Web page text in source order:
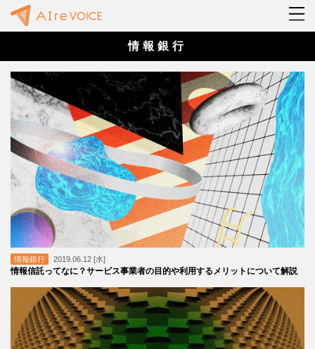
情報銀行
情報銀行 2019.06.12 [水]
情報信託ってなに？サービス事業者の目的や利用するメリットについて解説